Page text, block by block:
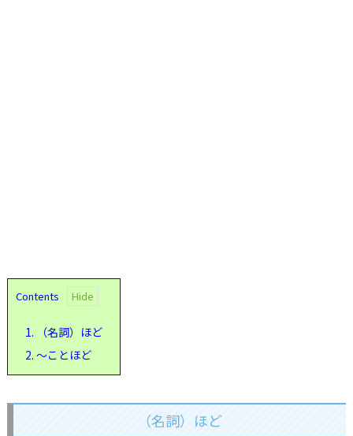
Contents
1. （名詞）ほど
2. ～ことほど
（名詞）ほど